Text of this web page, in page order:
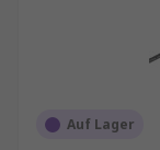
einen
veränderlichen
steigender
und verhindert
Auf Lager